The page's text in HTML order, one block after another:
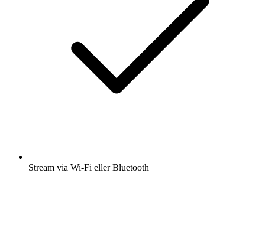
Stream via Wi-Fi eller Bluetooth